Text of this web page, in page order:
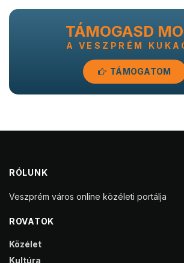
TÁMOGASD
A VESZPRÉM
TÁMOGATOM
RÓLUNK
Veszprém város online közéleti portálja
ROVATOK
Közélet
Kultúra